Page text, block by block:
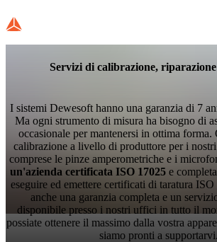
Servizi di calibrazione,
I sistemi Dewesoft hanno una garanzia di 7
Ma ogni strumento di misura ha bisogno di
occasionale per mantenersi in ottima
calibrazione a livello di produttore per i
comprese le pinze amperometriche e i
un'azienda certificata ISO 17025 e
eseguire ed emettere certificati di taratura
anche una garanzia completa e un
disponibile presso i nostri uffici in tutto il
possiate ottenere il massimo dalla vostra
siamo pronti a supportarvi.